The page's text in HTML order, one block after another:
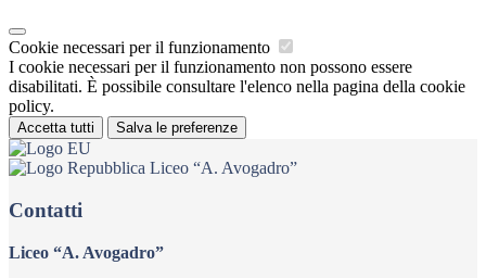
Cookie necessari per il funzionamento
I cookie necessari per il funzionamento non possono essere
disabilitati. È possibile consultare l'elenco nella pagina della cookie
policy.
Accetta tutti Salva le preferenze
Liceo “A. Avogadro”
Contatti
Liceo “A. Avogadro”